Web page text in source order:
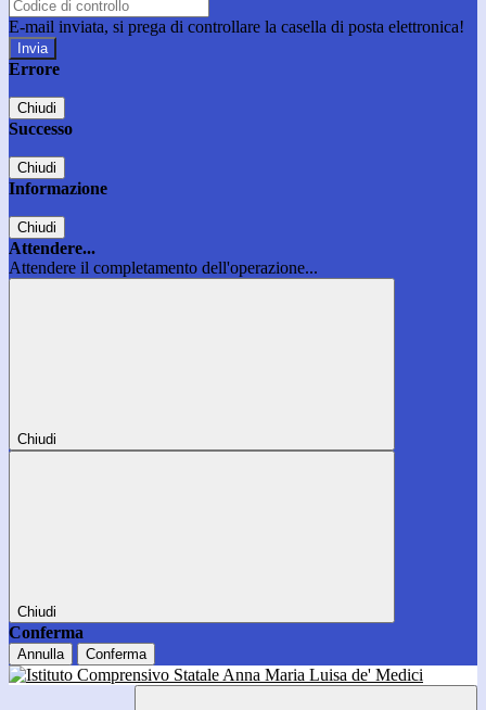
E-mail inviata, si prega di controllare la casella di posta elettronica!
Errore
Chiudi
Successo
Chiudi
Informazione
Chiudi
Attendere...
Attendere il completamento dell'operazione...
Chiudi
Chiudi
Conferma
Annulla Conferma